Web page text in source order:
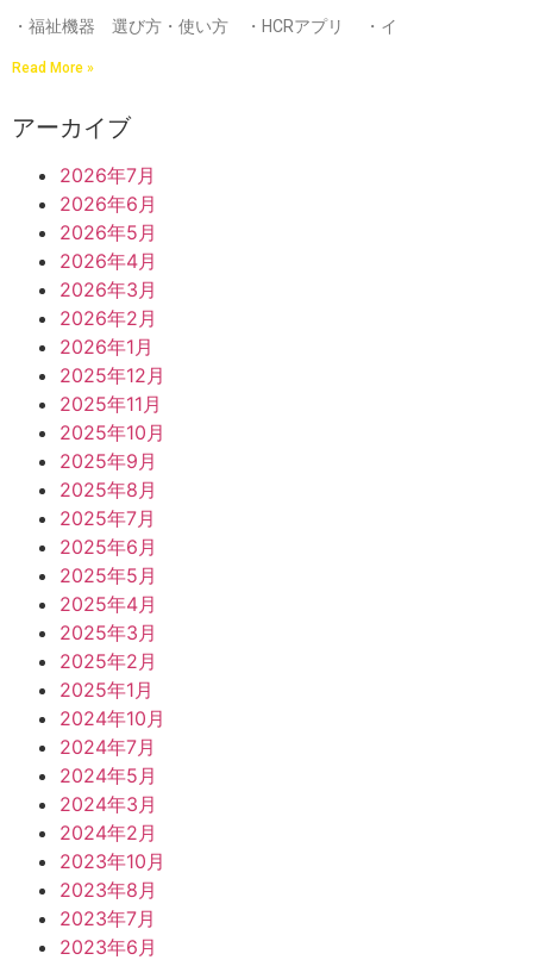
・福祉機器 選び方・使い方 ・HCRアプリ ・イ
Read More »
アーカイブ
2026年7月
2026年6月
2026年5月
2026年4月
2026年3月
2026年2月
2026年1月
2025年12月
2025年11月
2025年10月
2025年9月
2025年8月
2025年7月
2025年6月
2025年5月
2025年4月
2025年3月
2025年2月
2025年1月
2024年10月
2024年7月
2024年5月
2024年3月
2024年2月
2023年10月
2023年8月
2023年7月
2023年6月